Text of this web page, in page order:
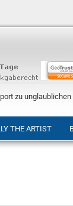
zu unglaublichen
THE ARTIST